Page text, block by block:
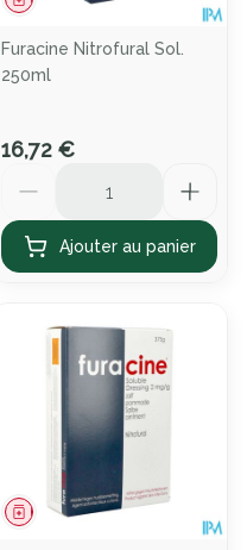
Furacine Nitrofural Sol.
250ml
16,72 €
Ajouter au panier
Médicament